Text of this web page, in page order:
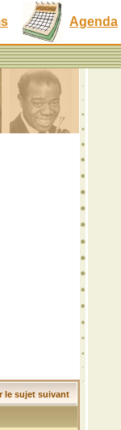
Agenda
le sujet suivant